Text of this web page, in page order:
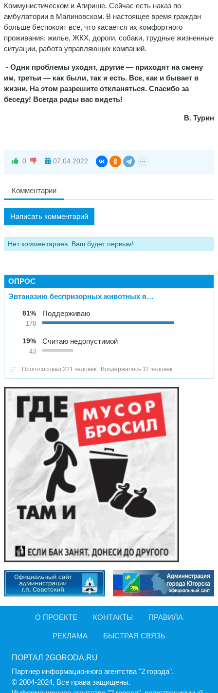
Коммунистическом и Агирише. Сейчас есть наказ по
амбулатории в Малиновском. В настоящее время граждан
больше беспокоит все, что касается их комфортного
проживания: жилье, ЖКХ, дороги, собаки, трудные жизненные
ситуации, работа управляющих компаний.
- Одни проблемы уходят, другие — приходят на смену
им, третьи — как были, так и есть. Все, как и бывает в
жизни. На этом разрешите откланяться. Спасибо за
беседу! Всегда рады вас видеть!
В. Турин
0 07.04.2022
Комментарии
Написать комментарий
Нет комментариев. Ваш будет первым!
ОПРОС
Эвтаназию беспризорных животных я…
81%
178
Поддерживаю
19%
43
Считаю недопустимой
Проголосовал 221 человек Воздержалось 11 человек
О ПРОЕКТЕ КОНТАКТЫ ПРАВИЛА
РЕКЛАМА БЫСТРАЯ СВЯЗЬ
ПОРТАЛ 2GORODA.RU
Партнер информационного агентства "2 города".
© 2004-2024, Все права защищены.